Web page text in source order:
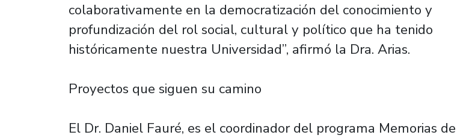
colaborativamente en la democratización del conocimiento y
profundización del rol social, cultural y político que ha tenido
históricamente nuestra Universidad”, afirmó la Dra. Arias.
Proyectos que siguen su camino
El Dr. Daniel Fauré, es el coordinador del programa Memorias de